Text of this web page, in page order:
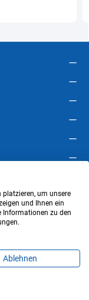
platzieren, um unsere
und Ihnen ein
Informationen zu den
Ablehnen